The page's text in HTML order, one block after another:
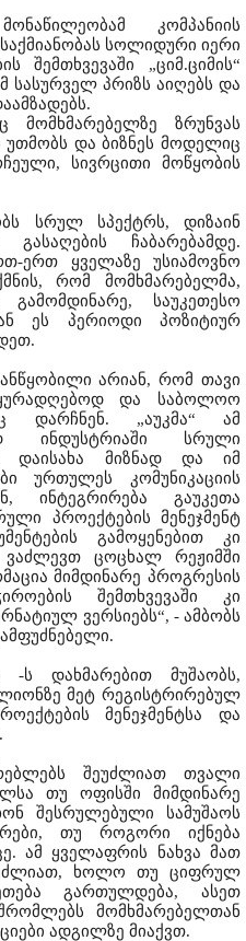
კომპანიის
სოლიდური იერი
შემთხვევაში „ციმ.ციმის“
სასურველ პრიზს აიღებს და
მომხმარებელზე ზრუნვას
უთმობს და ბიზნეს მოდელიც
სივრცითი მოწყობის
სრულ სპექტრს, დიზაინ
ჩაბარებამდე.
ერთ ყველაზე უსიამოვნო
რომ მომხმარებელმა,
საუკეთესო
ეს პერიოდი პოზიტიურ
არიან, რომ თავი
და საბოლოო
დარჩნენ. „აუკმა“ ამ
ინდუსტრიაში სრული
დაისახა მიზნად და იმ
ურთულეს კომუნიკაციის
ინტეგრირება გაუკეთა
პროექტების მენეჯმენტ
გამოყენებით კი
ვაძლევთ ცოცხალ რეჟიმში
მიმდინარე პროგრესის
შემთხვევაში კი
ვერსიებს“, - ამბობს
-ს დახმარებით მუშაობს,
მეტ რეგისტრირებულ
მენეჯმენტსა და
შეუძლიათ თვალი
თუ ოფისში მიმდინარე
შესრულებული სამუშაოს
თუ როგორი იქნება
ამ ყველაფრის ნახვა მათ
ხოლო თუ ციფრულ
გართულდება, ასეთ
მომხმარებელთან
ადგილზე მიაქვთ.